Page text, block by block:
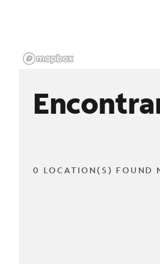
0 LOCATION(S) FOUND